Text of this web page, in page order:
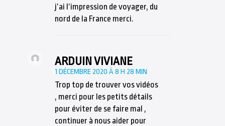
j’ai l’impression de voyager, du
nord de la France merci.
ARDUIN VIVIANE
1 DÉCEMBRE 2020 À 8 H 28 MIN
Trop top de trouver vos vidéos
, merci pour les petits détails
pour éviter de se faire mal ,
continuer à nous aider pour